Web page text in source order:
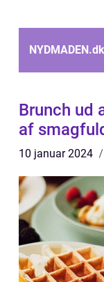
NYDMADEN.dk
Brunch ud
af
10 januar 2024